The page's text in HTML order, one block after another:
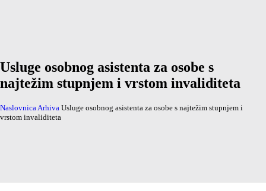
Usluge osobnog asistenta za osobe s
najtežim stupnjem i vrstom invaliditeta
NaslovnicaArhiva Usluge osobnog asistenta za osobe s najtežim stupnjem i
vrstom invaliditeta